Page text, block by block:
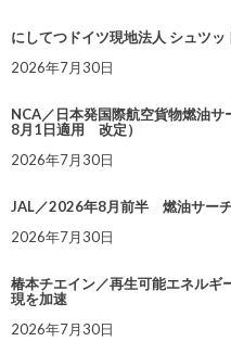
にしてつドイツ現地法人 シュツ
2026年7月30日
NCA／日本発国際航空貨物燃油
8月1日適用 改定）
2026年7月30日
JAL／2026年8月前半 燃油サー
2026年7月30日
椿本チエイン／再生可能エネルギ
現を加速
2026年7月30日